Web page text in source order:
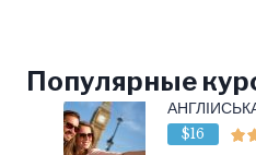
Популярные
$16